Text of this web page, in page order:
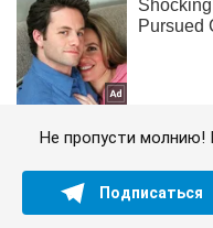
Не пропусти молнию!
Подписаться